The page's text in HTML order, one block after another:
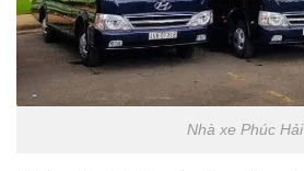
Nhà xe Phúc Hải